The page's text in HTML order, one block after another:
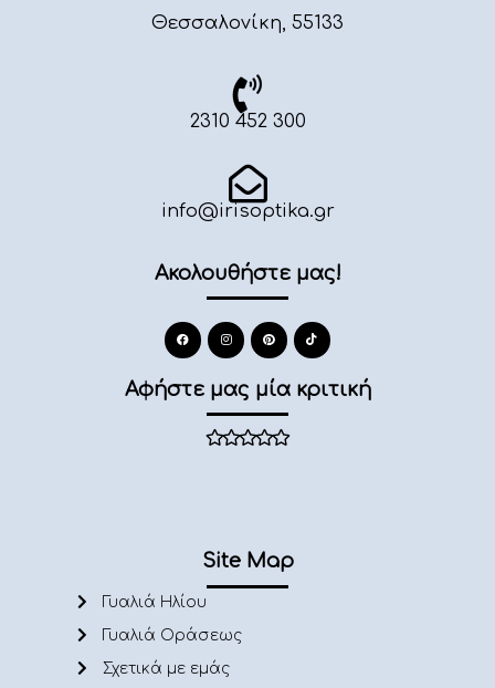
Θεσσαλονίκη, 55133
2310 452 300
info@irisoptika.gr
Ακολουθήστε μας!
Αφήστε μας μία κριτική
Site Map
Γυαλιά Ηλίου
Γυαλιά Οράσεως
Σχετικά με εμάς